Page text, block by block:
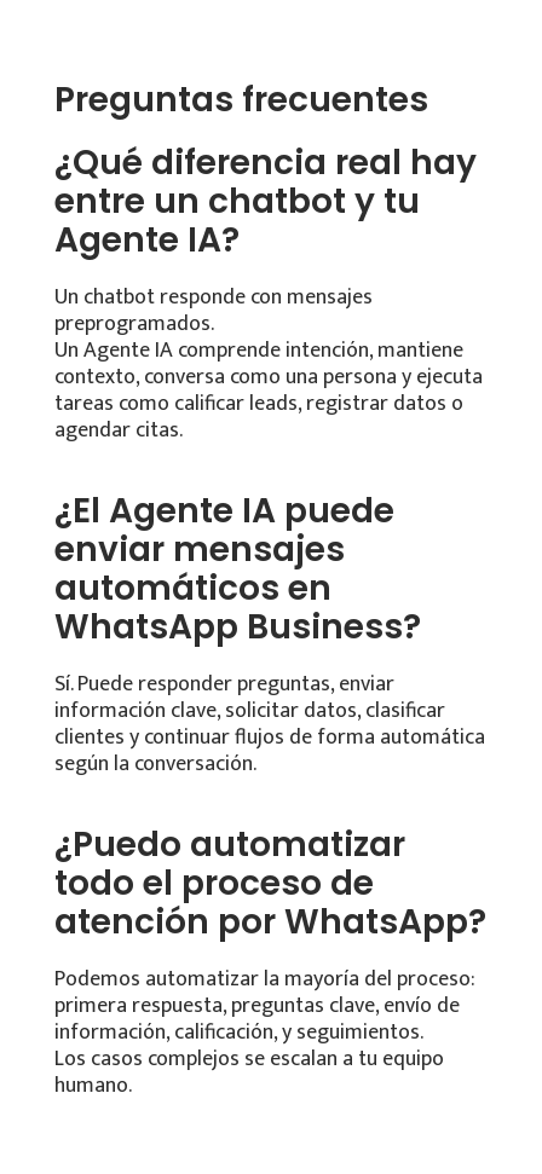
Preguntas frecuentes
¿Qué diferencia real hay
entre un chatbot y tu
Agente IA?
Un chatbot responde con mensajes
preprogramados.
Un Agente IA comprende intención, mantiene
contexto, conversa como una persona y ejecuta
tareas como calificar leads, registrar datos o
agendar citas.
¿El Agente IA puede
enviar mensajes
automáticos en
WhatsApp Business?
Sí. Puede responder preguntas, enviar
información clave, solicitar datos, clasificar
clientes y continuar flujos de forma automática
según la conversación.
¿Puedo automatizar
todo el proceso de
atención por WhatsApp?
Podemos automatizar la mayoría del proceso:
primera respuesta, preguntas clave, envío de
información, calificación, y seguimientos.
Los casos complejos se escalan a tu equipo
humano.